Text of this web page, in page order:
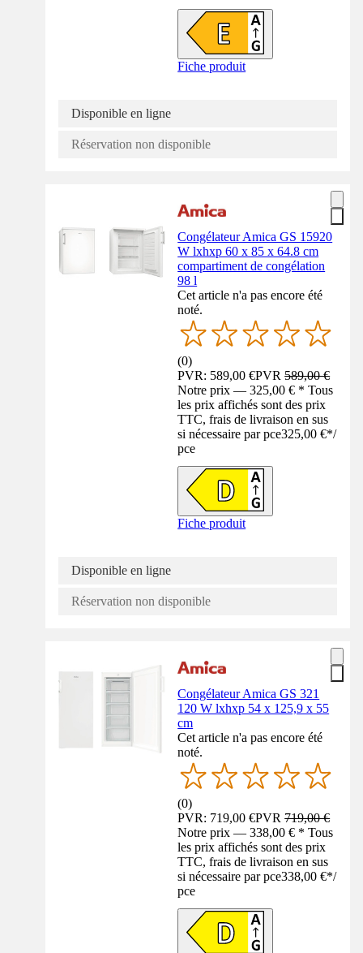
Fiche produit
Disponible en ligne
Réservation non disponible
Congélateur Amica GS 15920
W lxhxp 60 x 85 x 64.8 cm
compartiment de congélation
98 l
Cet article n'a pas encore été
noté.
(0)
PVR: 589,00 €PVR589,00 €
Notre prix — 325,00 € * Tous
les prix affichés sont des prix
TTC, frais de livraison en sus
si nécessaire par pce325,00 €*/
pce
Fiche produit
Disponible en ligne
Réservation non disponible
Congélateur Amica GS 321
120 W lxhxp 54 x 125,9 x 55
cm
Cet article n'a pas encore été
noté.
(0)
PVR: 719,00 €PVR719,00 €
Notre prix — 338,00 € * Tous
les prix affichés sont des prix
TTC, frais de livraison en sus
si nécessaire par pce338,00 €*/
pce